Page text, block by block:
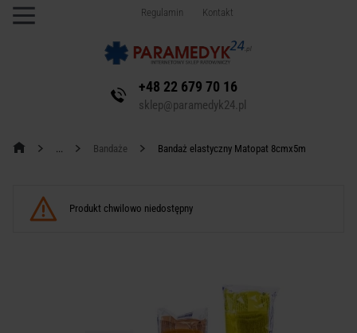
Regulamin Kontakt
+48 22 679 70 16
sklep@paramedyk24.pl
Bandaże Bandaż elastyczny Matopat 8cmx5m
Produkt chwilowo niedostępny